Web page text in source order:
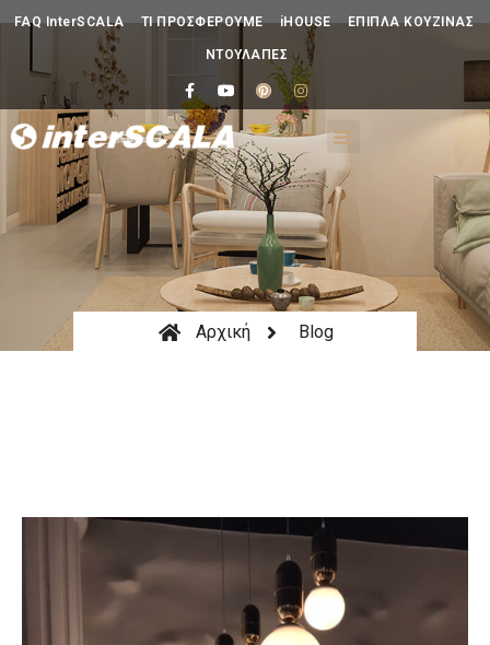
FAQ InterSCALA ΤΙ ΠΡΟΣΦΕΡΟΥΜΕ iHOUSE ΕΠΙΠΛΑ ΚΟΥΖΙΝΑΣ
ΝΤΟΥΛΑΠΕΣ
Αρχική Blog